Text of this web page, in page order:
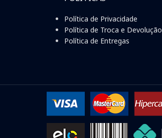
Política de Privacidade
Política de Troca e Devolução
Política de Entregas